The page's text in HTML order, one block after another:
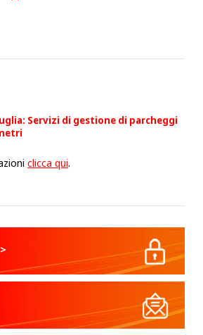
Servizi di gestione di parcheggi
clicca qui.